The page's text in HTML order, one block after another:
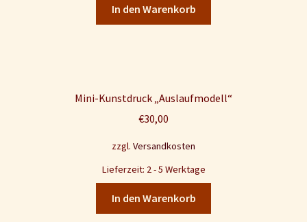
In den Warenkorb
Mini-Kunstdruck „Auslaufmodell“
€30,00
zzgl. Versandkosten
Lieferzeit: 2 - 5 Werktage
In den Warenkorb